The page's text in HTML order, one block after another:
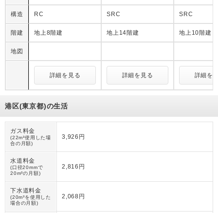
構造 RC SRC SRC
階建 地上8階建 地上14階建 地上10階建
地図
詳細を見る 詳細を見る 詳細を
港区(東京都)の生活
ガス料金
(22m³使用した場
合の月額)
3,926円
水道料金
(口径20mmで
20m³の月額)
2,816円
下水道料金
(20m³を使用した
場合の月額)
2,068円